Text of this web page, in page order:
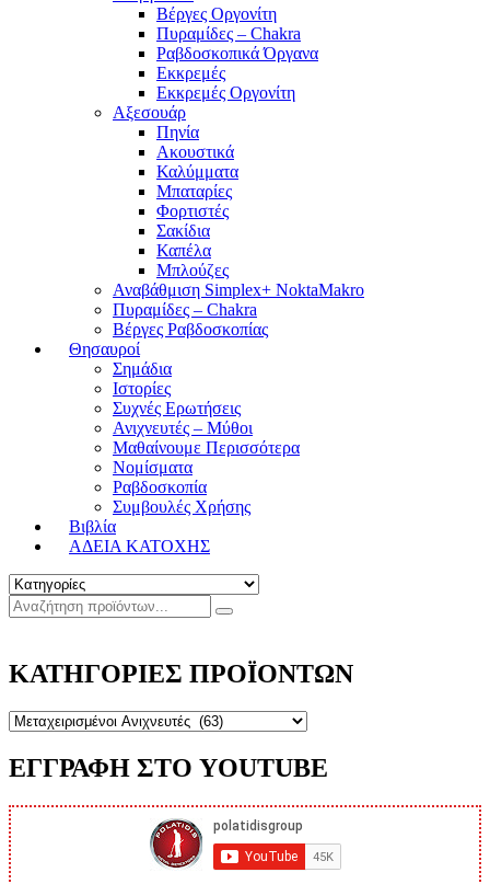
Βέργες Οργονίτη
Πυραμίδες – Chakra
Ραβδοσκοπικά Όργανα
Εκκρεμές
Εκκρεμές Οργονίτη
Αξεσουάρ
Πηνία
Ακουστικά
Καλύμματα
Μπαταρίες
Φορτιστές
Σακίδια
Καπέλα
Μπλούζες
Αναβάθμιση Simplex+ NoktaMakro
Πυραμίδες – Chakra
Βέργες Ραβδοσκοπίας
Θησαυροί
Σημάδια
Ιστορίες
Συχνές Ερωτήσεις
Ανιχνευτές – Μύθοι
Μαθαίνουμε Περισσότερα
Νομίσματα
Ραβδοσκοπία
Συμβουλές Χρήσης
Βιβλία
ΑΔΕΙΑ ΚΑΤΟΧΗΣ
ΚΑΤΗΓΟΡΙΕΣ ΠΡΟΪΟΝΤΩΝ
ΕΓΓΡΑΦΗ ΣΤΟ YOUTUBE